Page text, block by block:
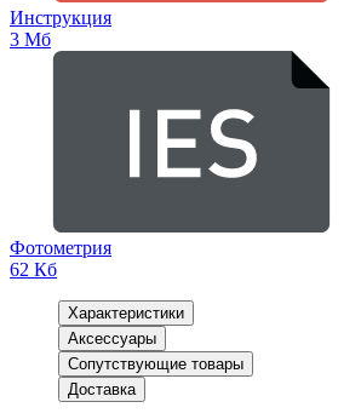
Инструкция
3 Мб
Фотометрия
62 Кб
Характеристики
Аксессуары
Сопутствующие товары
Доставка